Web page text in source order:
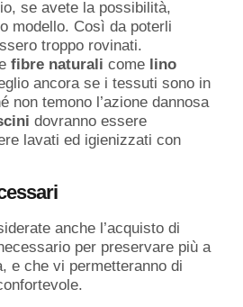
se avete la possibilità,
modello. Così da poterli
troppo rovinati.
fibre naturali come lino
ancora se i tessuti sono in
non temono l’azione dannosa
dovranno essere
lavati ed igienizzati con
anche l’acquisto di
per preservare più a
e che vi permetteranno di